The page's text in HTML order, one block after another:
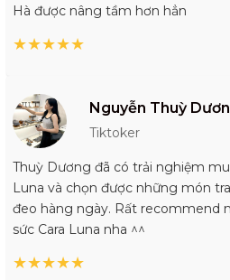
Hà được nâng tầm hơn hẳn
★★★★★
Nguyễn Thuỳ
Tiktoker
Thuỳ Dương đã có trải nghiệm
Luna và chọn được những món
đeo hàng ngày. Rất recommend
sức Cara Luna nha ^^
★★★★★